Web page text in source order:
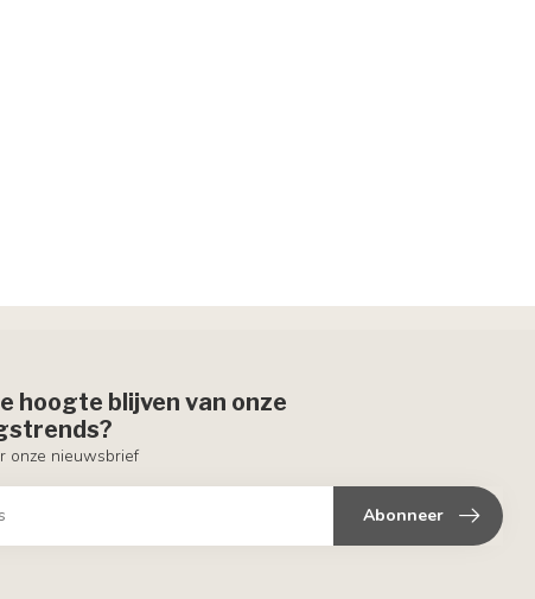
hoogte blijven van onze
onze nieuwsbrief
Abonneer